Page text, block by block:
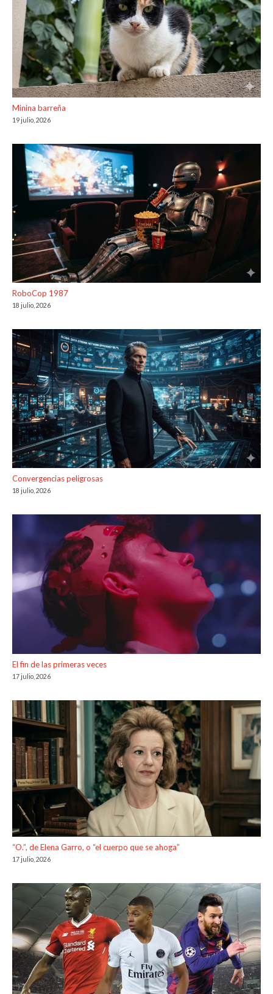
Minina barreña
19 julio, 2026
RoboCop 1987
18 julio, 2026
Convergencias peligrosas
18 julio, 2026
El fin de las primeras veces
17 julio, 2026
“O.”, de Elena Garro, o “el cuerpo que se ahoga”
17 julio, 2026